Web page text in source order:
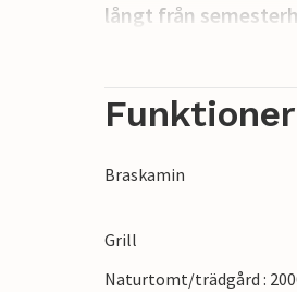
långt från
Funktioner
Braskamin
Grill
Naturtomt/trädgård :